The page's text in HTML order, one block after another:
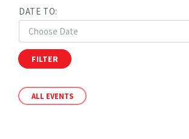
DATE TO:
FILTER
ALL EVENTS